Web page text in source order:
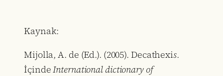
Kaynak:
Mijolla, A. de (Ed.). (2005). Decathexis.
İçindeInternational dictionary of